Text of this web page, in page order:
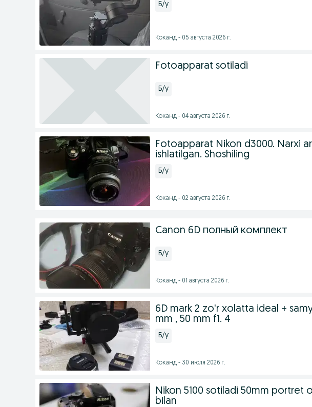
Б/у
Коканд - 05 августа 2026 г.
Fotoapparat sotiladi
Б/у
Коканд - 04 августа 2026 г.
Fotoapparat Nikon d3000. Narxi
ishlatilgan. Shoshiling
Б/у
Коканд - 02 августа 2026 г.
Canon 6D полный комплект
Б/у
Коканд - 01 августа 2026 г.
6D mark 2 zo'r xolatta ideal +
mm , 50 mm f1. 4
Б/у
Коканд - 30 июля 2026 г.
Nikon 5100 sotiladi 50mm portret
bilan